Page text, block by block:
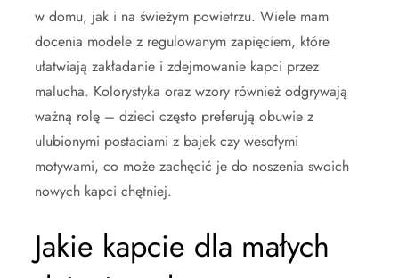
w domu, jak i na świeżym powietrzu. Wiele mam
docenia modele z regulowanym zapięciem, które
ułatwiają zakładanie i zdejmowanie kapci przez
malucha. Kolorystyka oraz wzory również odgrywają
ważną rolę – dzieci często preferują obuwie z
ulubionymi postaciami z bajek czy wesołymi
motywami, co może zachęcić je do noszenia swoich
nowych kapci chętniej.
Jakie kapcie dla małych